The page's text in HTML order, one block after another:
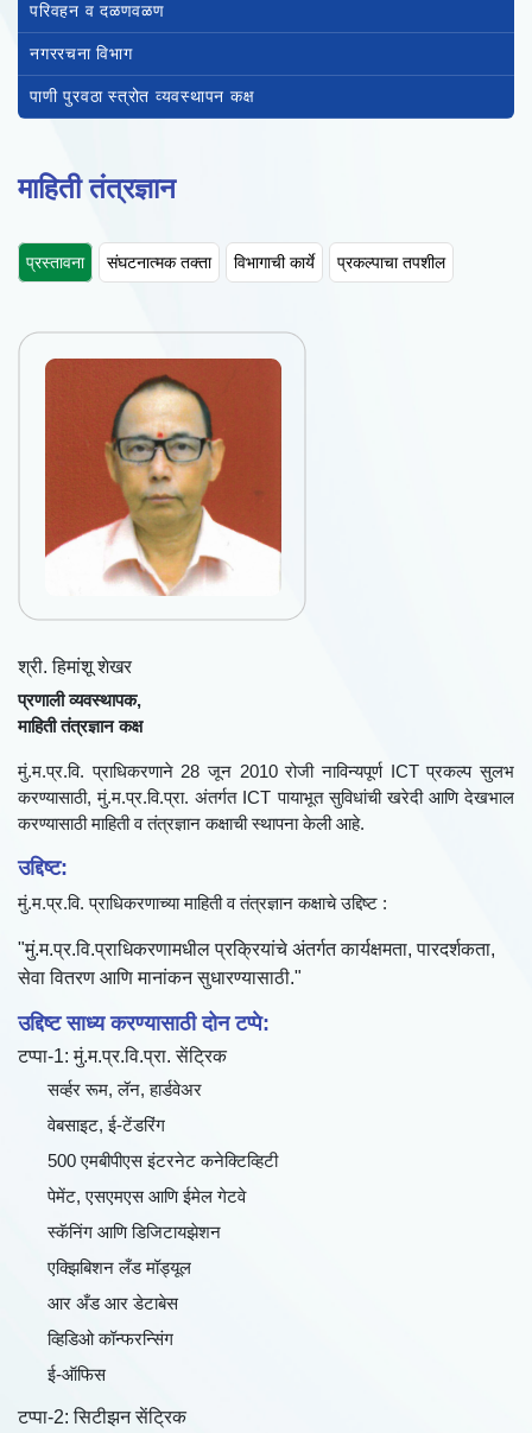
परिवहन व दळणवळण
नगररचना विभाग
पाणी पुरवठा स्त्रोत व्यवस्थापन कक्ष
माहिती तंत्रज्ञान
प्रस्तावना संघटनात्मक तक्ता विभागाची कार्ये प्रकल्पाचा तपशील
श्री. हिमांशू शेखर
प्रणाली व्यवस्थापक,
माहिती तंत्रज्ञान कक्ष
मुं.म.प्र.वि. प्राधिकरणाने 28 जून 2010 रोजी नाविन्यपूर्ण ICT प्रकल्प सुलभ
करण्यासाठी, मुं.म.प्र.वि.प्रा. अंतर्गत ICT पायाभूत सुविधांची खरेदी आणि देखभाल
करण्यासाठी माहिती व तंत्रज्ञान कक्षाची स्थापना केली आहे.
उद्दिष्ट:
मुं.म.प्र.वि. प्राधिकरणाच्या माहिती व तंत्रज्ञान कक्षाचे उद्दिष्ट :
"मुं.म.प्र.वि.प्राधिकरणामधील प्रक्रियांचे अंतर्गत कार्यक्षमता, पारदर्शकता,
सेवा वितरण आणि मानांकन सुधारण्यासाठी."
उद्दिष्ट साध्य करण्यासाठी दोन टप्पे:
टप्पा-1: मुं.म.प्र.वि.प्रा. सेंट्रिक
सर्व्हर रूम, लॅन, हार्डवेअर
वेबसाइट, ई-टेंडरिंग
500 एमबीपीएस इंटरनेट कनेक्टिव्हिटी
पेमेंट, एसएमएस आणि ईमेल गेटवे
स्कॅनिंग आणि डिजिटायझेशन
एक्झिबिशन लँड मॉड्यूल
आर अँड आर डेटाबेस
व्हिडिओ कॉन्फरन्सिंग
ई-ऑफिस
टप्पा-2: सिटीझन सेंट्रिक
नाव
☆☆☆☆☆ 🎤